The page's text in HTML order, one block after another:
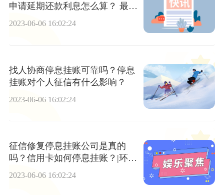
申请延期还款利息怎么算？ 最新
资讯
2023-06-06 16:02:24
找人协商停息挂账可靠吗？停息
挂账对个人征信有什么影响？
2023-06-06 16:02:24
征信修复停息挂账公司是真的
吗？信用卡如何停息挂账？|环球
2023-06-06 16:02:24